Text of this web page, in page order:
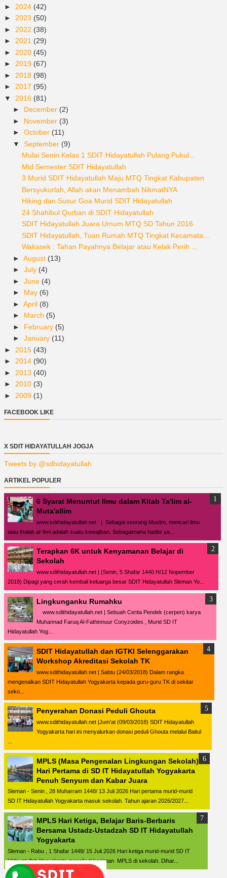
► 2024 (42)
► 2023 (50)
► 2022 (38)
► 2021 (29)
► 2020 (45)
► 2019 (67)
► 2018 (98)
► 2017 (95)
▼ 2016 (81)
► December (2)
► November (3)
► October (11)
▼ September (9)
Mulai Senin Kelas 1 SDIT Hidayatullah Pulang Pukul...
Mid Semester SDIT Hidayatullah
3 Murid SDIT Hidayatullah Maju MTQ Tingkat Kabupaten
Bersyukurlah, Allah akan Menambah NikmatNYA
Hiking dan Susur Goa Murid SDIT Hidayatullah
24 Shahibul Qurban di SDIT Hidayatullah
SDIT Hidayatullah Juara Umum MTQ SD Tahun 2016
SDIT Hidayatullah, Tuan Rumah MTQ Tingkat Kecamata...
Wakasek : Tahan Payahnya Belajar atau Kelak Perih ...
► August (13)
► July (4)
► June (4)
► May (6)
► April (8)
► March (5)
► February (5)
► January (11)
► 2015 (43)
► 2014 (90)
► 2013 (40)
► 2010 (3)
► 2009 (1)
FACEBOOK LIKE
X SDIT HIDAYATULLAH JOGJA
Tweets by @sdhidayatullah
ARTIKEL POPULER
6 Syarat Menuntut Ilmu dalam Kitab Ta'lim al-
Muta'allim
www.sdithidayatullah.net | Sebagai seorang Muslim, mencari ilmu
atau thalab al-’ilmi adalah suatu kewajiban. Sebagaimana hadits ya...
Terapkan 6K untuk Kenyamanan Belajar di
Sekolah
www.sdithidayatullah.net | (Senin, 5 Shafar 1440 H/12 Nopember
2018) Dipagi yang cerah kembali keluarga besar SDIT Hidayatullah Sleman Yo...
Lingkunganku Rumahku
www.sdithidayatullah.net | Sebuah Cerita Pendek (cerpen) karya
Muhannad Faruq Al-Fathinnuur Conyzoides , Murid SD IT
Hidayatullah Yog...
SDIT Hidayatullah dan IGTKI Selenggarakan
Workshop Akreditasi Sekolah TK
www.sdithidayatullah.net | Sabtu (24/03/2018) Dalam rangka
mengenalkan SDIT Hidayatullah Yogyakarta kepada guru-guru TK di sekitar
seko...
Penyerahan Donasi Peduli Ghouta
www.sdithidayatullah.net |Jum'at (09/03/2018) SDIT Hidayatullah
Yogyakarta hari ini menyalurkan donasi peduli Ghouta melalui Baitul
MPLS (Masa Pengenalan Lingkungan Sekolah)
Hari Pertama di SD IT Hidayatullah Yogyakarta
Penuh Senyum dan Kabar Juara
Sleman - Senin , 28 Muharram 1448/ 13 Juli 2026 Hari pertama murid-murid
SD IT Hidayatullah Yogyakarta masuk sekolah. Tahun ajaran 2026/2027...
MPLS Hari Ketiga, Belajar Baris-Berbaris
Bersama Ustadz-Ustadzah SD IT Hidayatullah
Yogyakarta
Sleman - Rabu , 1 Shafar 1448/ 15 Juli 2026 Hari ketiga murid-murid SD IT
Hidayatullah Yogyakarta mengikuti kegiatan MPLS di sekolah. Dihar...